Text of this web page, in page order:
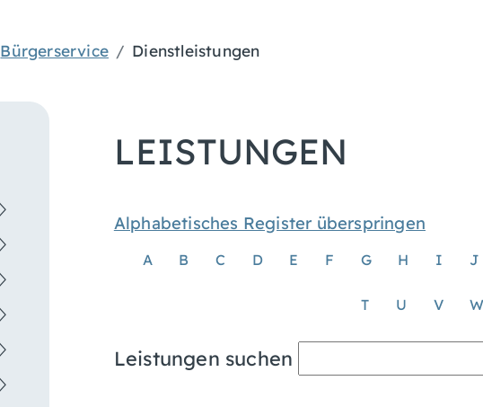
Bürgerservice Dienstleistungen
LEISTUNGEN
Alphabetisches Register überspringen
A B C D E F G H I J
T U V W
Leistungen suchen